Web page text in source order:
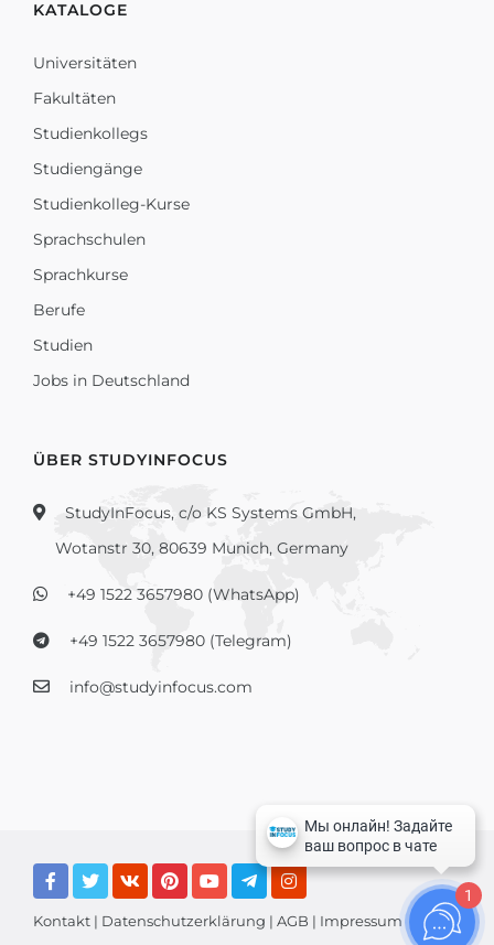
KATALOGE
Universitäten
Fakultäten
Studienkollegs
Studiengänge
Studienkolleg-Kurse
Sprachschulen
Sprachkurse
Berufe
Studien
Jobs in Deutschland
ÜBER STUDYINFOCUS
StudyInFocus, c/o KS Systems GmbH,
Wotanstr 30, 80639 Munich, Germany
+49 1522 3657980 (WhatsApp)
+49 1522 3657980 (Telegram)
info@studyinfocus.com
Kontakt | Datenschutzerklärung | AGB | Impressum
1